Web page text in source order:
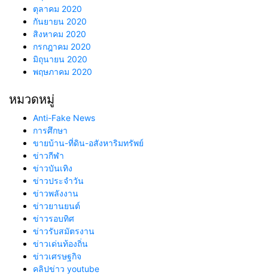
ตุลาคม 2020
กันยายน 2020
สิงหาคม 2020
กรกฎาคม 2020
มิถุนายน 2020
พฤษภาคม 2020
หมวดหมู่
Anti-Fake News
การศึกษา
ขายบ้าน-ที่ดิน-อสังหาริมทรัพย์
ข่าวกีฬา
ข่าวบันเทิง
ข่าวประจำวัน
ข่าวพลังงาน
ข่าวยานยนต์
ข่าวรอบทิศ
ข่าวรับสมัตรงาน
ข่าวเด่นท้องถิ่น
ข่าวเศรษฐกิจ
คลิปข่าว youtube